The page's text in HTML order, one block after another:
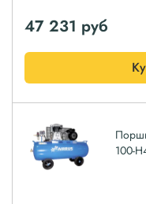
47 231 руб
100-